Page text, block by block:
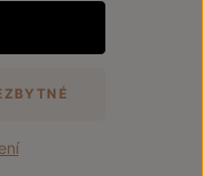
mladším 18 let.